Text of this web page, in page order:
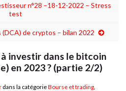
n°28 –18-12-2022 – Stress
test
(DCA) de cryptos – bilan 2022
investir dans le bitcoin
en 2023 ? (partie 2/2)
dans la catégorieBourse et trading